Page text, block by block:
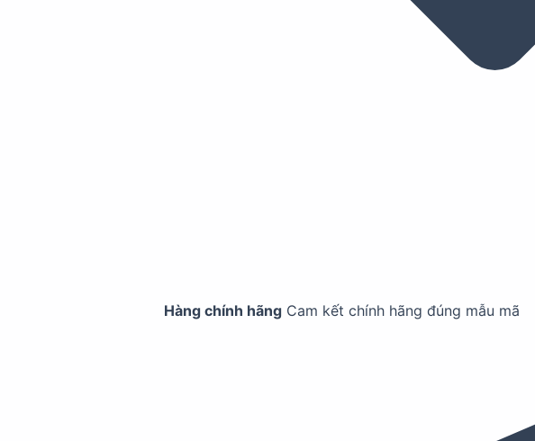
Hàng chính hãng Cam kết chính hãng đúng mẫu mã